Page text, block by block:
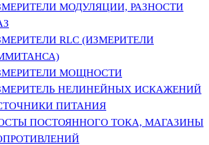
МОДУЛЯЦИИ, РАЗНОСТИ
RLC (ИЗМЕРИТЕЛИ
МОЩНОСТИ
НЕЛИНЕЙНЫХ ИСКАЖЕНИЙ
ПИТАНИЯ
ПОСТОЯННОГО ТОКА, МАГАЗИНЫ